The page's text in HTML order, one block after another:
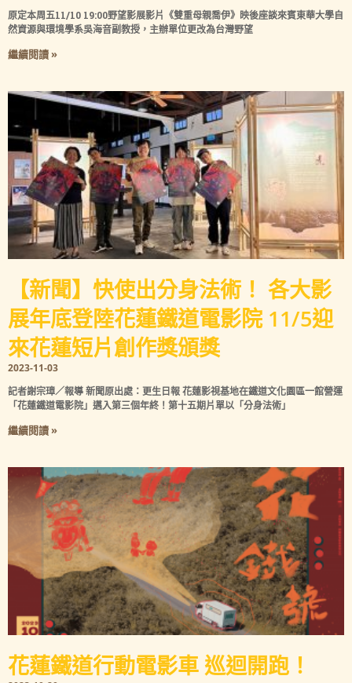
原定本周五11/10 19:00野望影展影片《雙重母親喬伊》映後座談來賓東華大學自
然資源與環境學系吳海音副教授，主辦單位更改為台灣野望
繼續閱讀 »
【新聞】快使出分身法術！ 各大影
展年底登陸花蓮鐵道電影院 11/5迎
來花蓮短片創作獎頒獎
2023-11-03
記者謝宗璋／報導 新聞原出處：更生日報 花蓮影視基地在鐵道文化園區一館營運
「花蓮鐵道電影院」邁入第三個年終！第十五期片單以「分身法術」
繼續閱讀 »
花蓮鐵道行動電影車 巡迴開跑！